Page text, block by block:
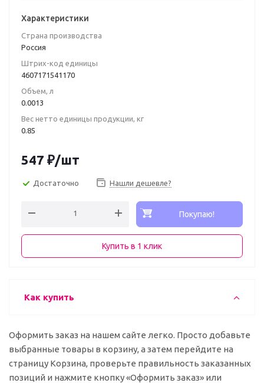
Характеристики
Страна производства
Poccия
Штрих-код единицы
4607171541170
Объем, л
0.0013
Вес нетто единицы продукции, кг
0.85
547 ₽/шт
Достаточно Нашли дешевле?
Покупаю!
Купить в 1 клик
Как купить
Оформить заказ на нашем сайте легко. Просто добавьте
выбранные товары в корзину, а затем перейдите на
страницу Корзина, проверьте правильность заказанных
позиций и нажмите кнопку «Оформить заказ» или